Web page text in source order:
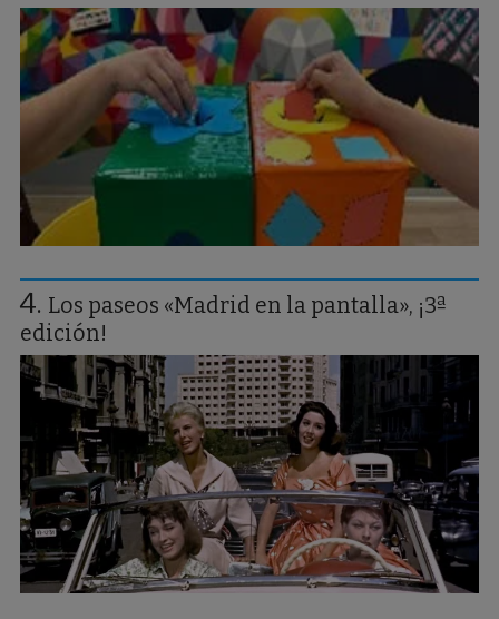
Los paseos «Madrid en la pantalla», ¡3ª
edición!